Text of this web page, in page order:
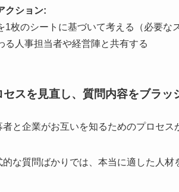
クション:
1枚のシートに基づいて考える（必要な
る人事担当者や経営陣と共有する
セスを見直し、質問内容をブラッ
と企業がお互いを知るためのプロセス
的な質問ばかりでは、本当に適した人材